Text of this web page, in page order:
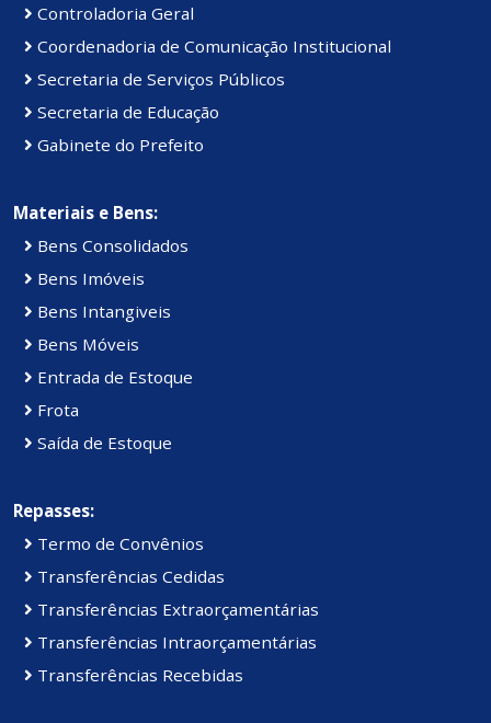
Controladoria Geral
Coordenadoria de Comunicação Institucional
Secretaria de Serviços Públicos
Secretaria de Educação
Gabinete do Prefeito
Materiais e Bens:
Bens Consolidados
Bens Imóveis
Bens Intangiveis
Bens Móveis
Entrada de Estoque
Frota
Saída de Estoque
Repasses:
Termo de Convênios
Transferências Cedidas
Transferências Extraorçamentárias
Transferências Intraorçamentárias
Transferências Recebidas